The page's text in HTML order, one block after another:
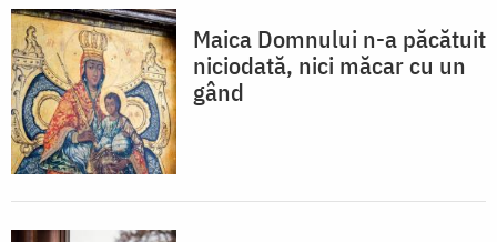
Maica Domnului n-a păcătuit
niciodată, nici măcar cu un
gând